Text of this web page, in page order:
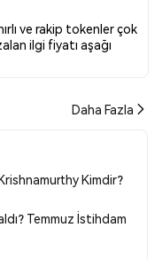
ve rakip tokenler çok
ilgi fiyatı aşağı
Daha Fazla
Kimdir?
Temmuz İstihdam